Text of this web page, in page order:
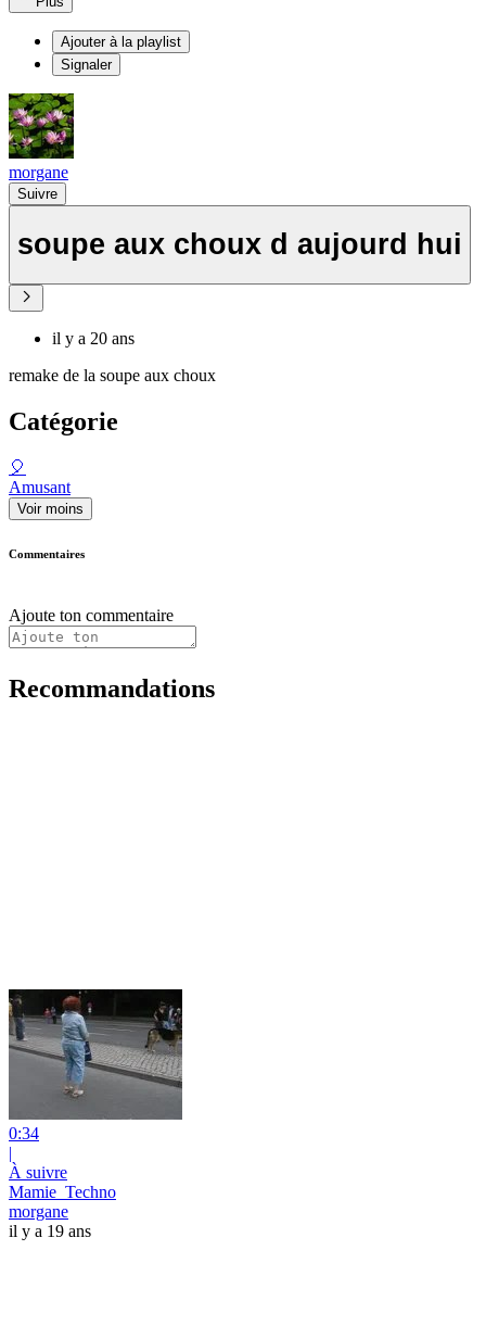
Ajouter à la playlist
Signaler
morgane
Suivre
soupe aux choux d aujourd hui
il y a 20 ans
remake de la soupe aux choux
Catégorie
🎈
Amusant
Voir moins
Commentaires
Ajoute ton commentaire
Recommandations
0:34
|
À suivre
Mamie_Techno
morgane
il y a 19 ans